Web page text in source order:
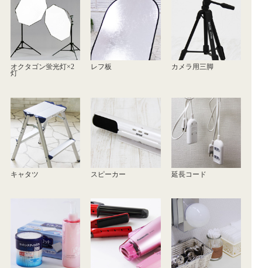
オクタゴン蛍光灯×2
灯
レフ板 カメラ用三脚
キャタツ スピーカー 延長コード